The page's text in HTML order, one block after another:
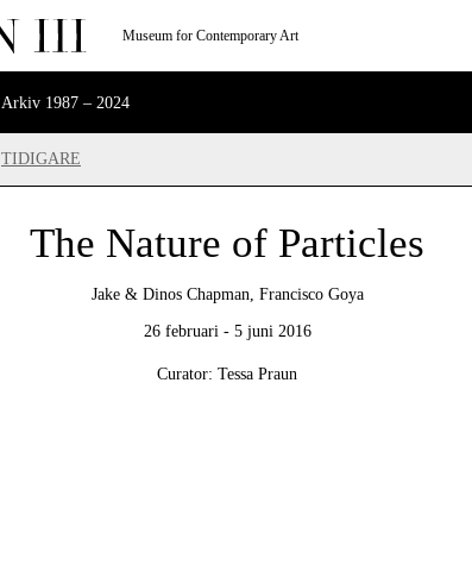
Museum for Contemporary Art
Arkiv 1987 – 2024
TIDIGARE
The Nature of Particles
Jake & Dinos Chapman, Francisco Goya
26 februari - 5 juni 2016
Curator: Tessa Praun